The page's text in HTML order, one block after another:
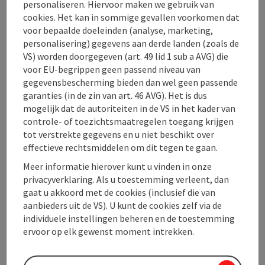
Hinterstoder
Evenementencentrum
Welkom op de Youth House Edtbauernalm in Hinterstoder!
W-LAN (gratis)
Triforêt alpin.resort by
Falkensteiner
Hinterstoder
Evenementencentrum
Hinterstoder – uw jaarrond toevluchtsoord temidden van
personaliseren. Hiervoor maken we gebruik van
cookies. Het kan in sommige gevallen voorkomen dat
voor bepaalde doeleinden (analyse, marketing,
personalisering) gegevens aan derde landen (zoals de
VS) worden doorgegeven (art. 49 lid 1 sub a AVG) die
voor EU-begrippen geen passend niveau van
gegevensbescherming bieden dan wel geen passende
garanties (in de zin van art. 46 AVG). Het is dus
mogelijk dat de autoriteiten in de VS in het kader van
controle- of toezichtsmaatregelen toegang krijgen
tot verstrekte gegevens en u niet beschikt over
effectieve rechtsmiddelen om dit tegen te gaan.
Meer informatie hierover kunt u vinden in onze
privacyverklaring. Als u toestemming verleent, dan
gaat u akkoord met de cookies (inclusief die van
aanbieders uit de VS). U kunt de cookies zelf via de
individuele instellingen beheren en de toestemming
ervoor op elk gewenst moment intrekken.